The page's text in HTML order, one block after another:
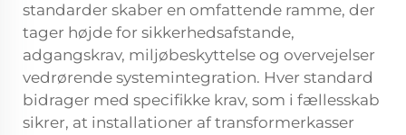
standarder skaber en omfattende ramme, der
tager højde for sikkerhedsafstande,
adgangskrav, miljøbeskyttelse og overvejelser
vedrørende systemintegration. Hver standard
bidrager med specifikke krav, som i fællesskab
sikrer, at installationer af transformerkasser